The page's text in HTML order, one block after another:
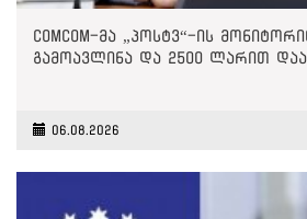
ComCom-მა „პოსტვ“-ის
გამოავლინა და 2500 ლარით
06.08.2026